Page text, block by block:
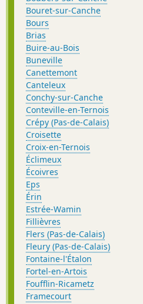
Bouret-sur-Canche
Bours
Brias
Buire-au-Bois
Buneville
Canettemont
Canteleux
Conchy-sur-Canche
Conteville-en-Ternois
Crépy (Pas-de-Calais)
Croisette
Croix-en-Ternois
Éclimeux
Écoivres
Eps
Érin
Estrée-Wamin
Fillièvres
Flers (Pas-de-Calais)
Fleury (Pas-de-Calais)
Fontaine-l'Étalon
Fortel-en-Artois
Foufflin-Ricametz
Framecourt